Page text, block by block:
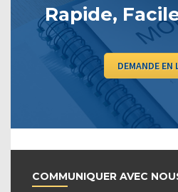
Rapide,
DEMANDE EN
COMMUNIQUER AVEC